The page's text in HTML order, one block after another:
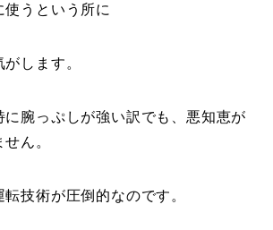
うという所に
します。
に腕っぷしが強い訳でも、悪知恵が
ん。
技術が圧倒的なのです。